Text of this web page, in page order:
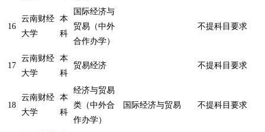
16
云南财经
大学
本
科
国际经济与
贸易（中外
合作办学）
不提科目要求
17
云南财经
大学
本
科
贸易经济 不提科目要求
18
云南财经
大学
本
科
经济与贸易
类（中外合
作办学）
国际经济与贸易 不提科目要求